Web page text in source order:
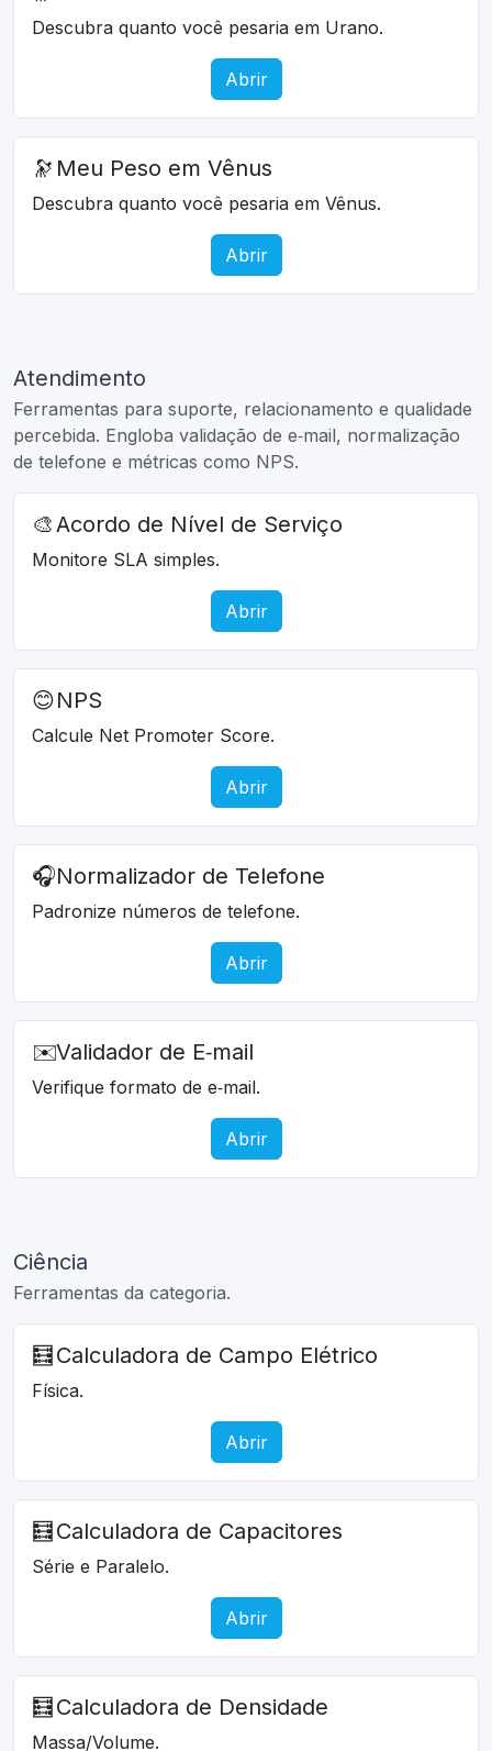
Descubra quanto você pesaria em Urano.
Abrir
🔭 Meu Peso em Vênus
Descubra quanto você pesaria em Vênus.
Abrir
Atendimento
Ferramentas para suporte, relacionamento e qualidade
percebida. Engloba validação de e‑mail, normalização
de telefone e métricas como NPS.
🎨Acordo de Nível de Serviço
Monitore SLA simples.
Abrir
😊NPS
Calcule Net Promoter Score.
Abrir
🎧Normalizador de Telefone
Padronize números de telefone.
Abrir
✉️Validador de E‑mail
Verifique formato de e‑mail.
Abrir
Ciência
Ferramentas da categoria.
🧮 Calculadora de Campo Elétrico
Física.
Abrir
🧮 Calculadora de Capacitores
Série e Paralelo.
Abrir
🧮 Calculadora de Densidade
Massa/Volume.